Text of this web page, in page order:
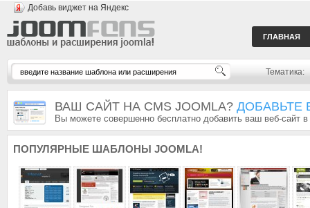
Добавь виджет на Яндекс
ГЛАВНАЯ
Тематика:
ВАШ САЙТ НА CMS JOOMLA? ДОБАВЬТЕ
Вы можете совершенно бесплатно добавить ваш веб-сайт
ПОПУЛЯРНЫЕ ШАБЛОНЫ JOOMLA!